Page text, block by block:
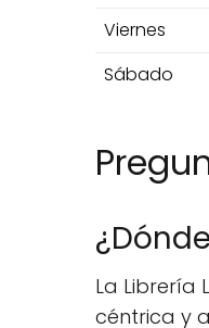
Viernes
Sábado
La Librería
céntrica y